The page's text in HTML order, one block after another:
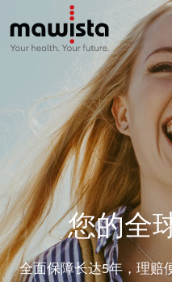
您的全
全面保障长达5年，理